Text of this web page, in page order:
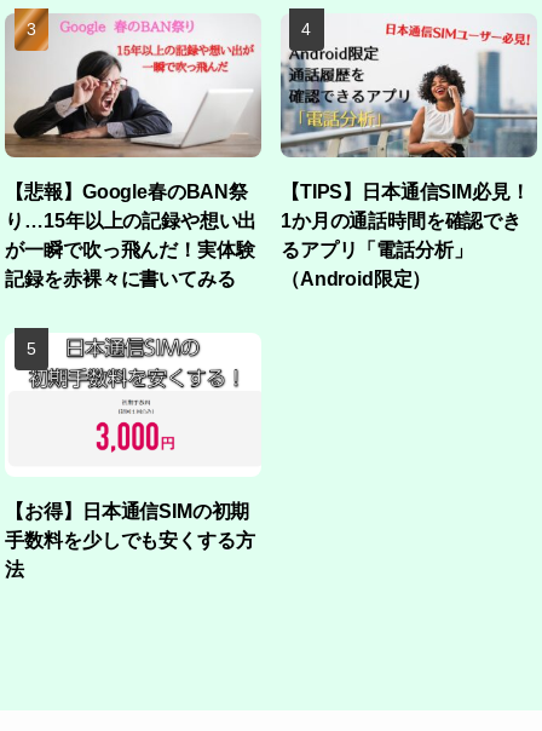
【悲報】Google春のBAN祭
り…15年以上の記録や想い出
が一瞬で吹っ飛んだ！実体験
記録を赤裸々に書いてみる
【TIPS】日本通信SIM必見！
1か月の通話時間を確認でき
るアプリ「電話分析」
（Android限定）
【お得】日本通信SIMの初期
手数料を少しでも安くする方
法